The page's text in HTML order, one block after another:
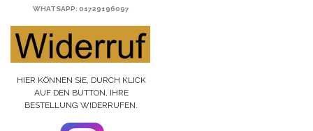
WHATSAPP: 01729196097
HIER KÖNNEN SIE, DURCH KLICK
AUF DEN BUTTON, IHRE
BESTELLUNG WIDERRUFEN.